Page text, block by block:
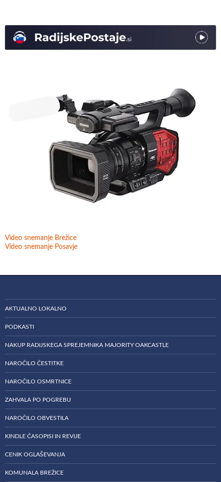
Video snemanje Brežice
Video snemanje Posavje
AKTUALNO LOKALNO
PODKASTI
NAKUP RADIJSKEGA SPREJEMNIKA MAJORITY OAKCASTLE
NAROČILO ČESTITKE
NAROČILO OSMRTNICE
ZAHVALA PO POGREBU
NAROČILO OBVESTILA
KINDLE ČASOPISI IN REVIJE
CENIK OGLAŠEVANJA
KOMUNALA BREŽICE